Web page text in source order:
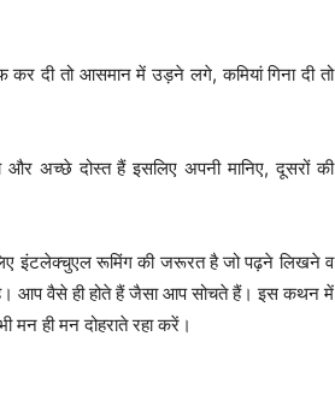
कर दी तो आसमान में उड़ने लगे, कमियां गिना दी तो
दोस्त हैं इसलिए अपनी मानिए, दूसरों की
इंटलेक्चुएल रूमिंग की जरूरत है जो पढ़ने लिखने व
है। आप वैसे ही होते हैं जैसा आप सोचते हैं। इस कथन में
ही मन दोहराते रहा करें।